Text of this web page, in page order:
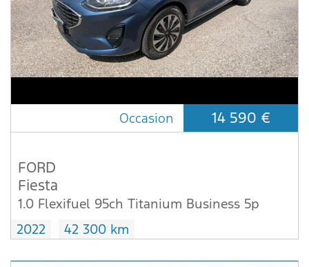
Occasion 14 590 €
FORD
Fiesta
1.0 Flexifuel 95ch Titanium Business 5p
2022
42 300 km